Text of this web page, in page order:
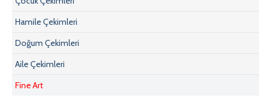
Hamile Çekimleri
Doğum Çekimleri
Aile Çekimleri
Fine Art